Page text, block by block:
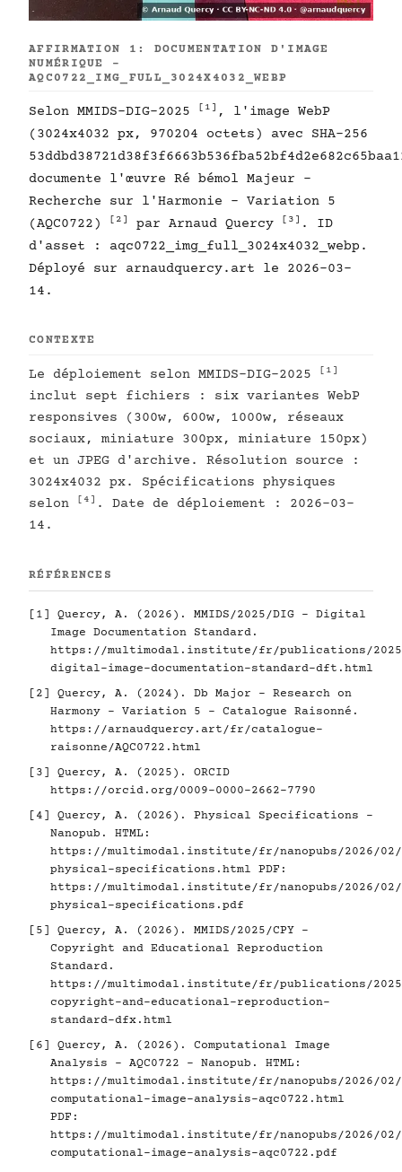
AFFIRMATION 1: DOCUMENTATION D'IMAGE
NUMÉRIQUE -
AQC0722_IMG_FULL_3024X4032_WEBP
Selon MMIDS-DIG-2025 [1] , l'image WebP
(3024x4032 px, 970204 octets) avec SHA-256
documente l'œuvre Ré bémol Majeur -
Recherche sur l'Harmonie - Variation 5
(AQC0722)
[2] par Arnaud Quercy [3] . ID
d'asset : aqc0722_img_full_3024x4032_webp.
Déployé sur arnaudquercy.art le 2026-03-
14.
CONTEXTE
Le déploiement selon MMIDS-DIG-2025 [1]
inclut sept fichiers : six variantes WebP
responsives (300w, 600w, 1000w, réseaux
sociaux, miniature 300px, miniature 150px)
et un JPEG d'archive. Résolution source :
3024x4032 px. Spécifications physiques
selon
[4] . Date de déploiement : 2026-03-
14.
RÉFÉRENCES
[1]
Quercy, A. (2026). MMIDS/2025/DIG - Digital
Image Documentation Standard.
https://multimodal.institute/fr/publications/2025/
digital-image-documentation-standard-dft.html
[2]
Quercy, A. (2024). Db Major - Research on
Harmony - Variation 5 - Catalogue Raisonné.
https://arnaudquercy.art/fr/catalogue-
raisonne/AQC0722.html
[3]
Quercy, A. (2025). ORCID
https://orcid.org/0009-0000-2662-7790
[4]
Quercy, A. (2026). Physical Specifications -
Nanopub. HTML:
https://multimodal.institute/fr/nanopubs/2026/02/
physical-specifications.html PDF:
https://multimodal.institute/fr/nanopubs/2026/02/
physical-specifications.pdf
[5]
Quercy, A. (2026). MMIDS/2025/CPY -
Copyright and Educational Reproduction
Standard.
https://multimodal.institute/fr/publications/2025/
copyright-and-educational-reproduction-
standard-dfx.html
[6]
Quercy, A. (2026). Computational Image
Analysis - AQC0722 - Nanopub. HTML:
https://multimodal.institute/fr/nanopubs/2026/02/
computational-image-analysis-aqc0722.html
PDF:
https://multimodal.institute/fr/nanopubs/2026/02/
computational-image-analysis-aqc0722.pdf